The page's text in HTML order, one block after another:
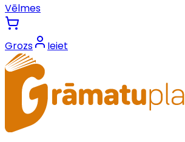
Vēlmes
Grozs Ieiet